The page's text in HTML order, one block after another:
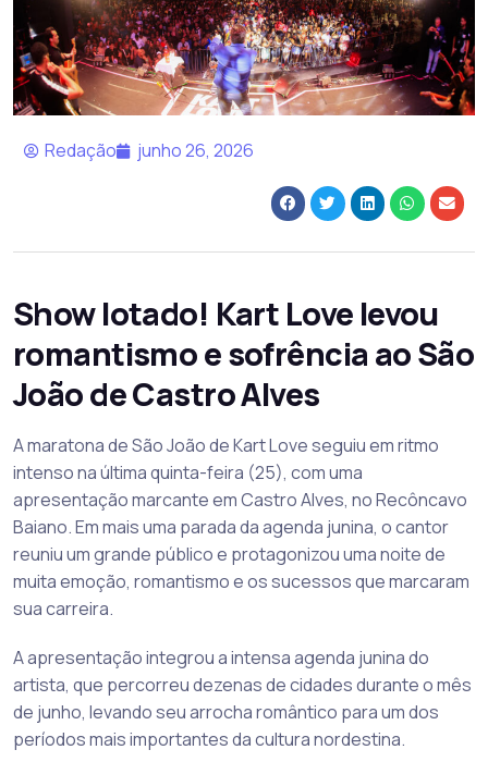
Redação junho 26, 2026
Show lotado! Kart Love levou
romantismo e sofrência ao São
João de Castro Alves
A maratona de São João de Kart Love seguiu em ritmo
intenso na última quinta-feira (25), com uma
apresentação marcante em Castro Alves, no Recôncavo
Baiano. Em mais uma parada da agenda junina, o cantor
reuniu um grande público e protagonizou uma noite de
muita emoção, romantismo e os sucessos que marcaram
sua carreira.
A apresentação integrou a intensa agenda junina do
artista, que percorreu dezenas de cidades durante o mês
de junho, levando seu arrocha romântico para um dos
períodos mais importantes da cultura nordestina.